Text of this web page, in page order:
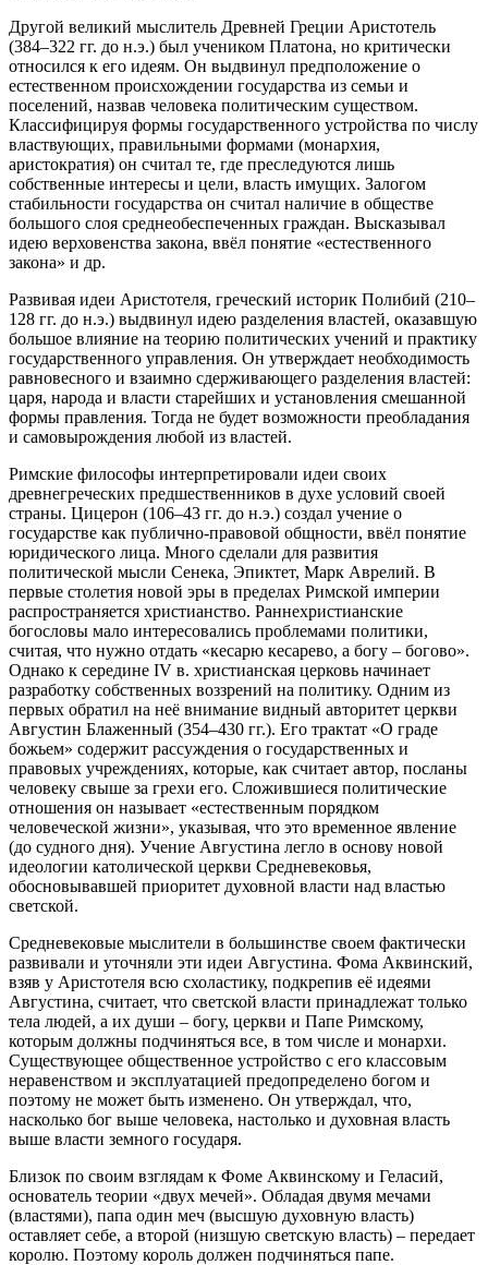
Другой великий мыслитель Древней Греции Аристотель
(384–322 гг. до н.э.) был учеником Платона, но критически
относился к его идеям. Он выдвинул предположение о
естественном происхождении государства из семьи и
поселений, назвав человека политическим существом.
Классифицируя формы государственного устройства по числу
властвующих, правильными формами (монархия,
аристократия) он считал те, где преследуются лишь
собственные интересы и цели, власть имущих. Залогом
стабильности государства он считал наличие в обществе
большого слоя среднеобеспеченных граждан. Высказывал
идею верховенства закона, ввёл понятие «естественного
закона» и др.
Развивая идеи Аристотеля, греческий историк Полибий (210–
128 гг. до н.э.) выдвинул идею разделения властей, оказавшую
большое влияние на теорию политических учений и практику
государственного управления. Он утверждает необходимость
равновесного и взаимно сдерживающего разделения властей:
царя, народа и власти старейших и установления смешанной
формы правления. Тогда не будет возможности преобладания
и самовырождения любой из властей.
Римские философы интерпретировали идеи своих
древнегреческих предшественников в духе условий своей
страны. Цицерон (106–43 гг. до н.э.) создал учение о
государстве как публично-правовой общности, ввёл понятие
юридического лица. Много сделали для развития
политической мысли Сенека, Эпиктет, Марк Аврелий. В
первые столетия новой эры в пределах Римской империи
распространяется христианство. Раннехристианские
богословы мало интересовались проблемами политики,
считая, что нужно отдать «кесарю кесарево, а богу – богово».
Однако к середине IV в. христианская церковь начинает
разработку собственных воззрений на политику. Одним из
первых обратил на неё внимание видный авторитет церкви
Августин Блаженный (354–430 гг.). Его трактат «О граде
божьем» содержит рассуждения о государственных и
правовых учреждениях, которые, как считает автор, посланы
человеку свыше за грехи его. Сложившиеся политические
отношения он называет «естественным порядком
человеческой жизни», указывая, что это временное явление
(до судного дня). Учение Августина легло в основу новой
идеологии католической церкви Средневековья,
обосновывавшей приоритет духовной власти над властью
светской.
Средневековые мыслители в большинстве своем фактически
развивали и уточняли эти идеи Августина. Фома Аквинский,
взяв у Аристотеля всю схоластику, подкрепив её идеями
Августина, считает, что светской власти принадлежат только
тела людей, а их души – богу, церкви и Папе Римскому,
которым должны подчиняться все, в том числе и монархи.
Существующее общественное устройство с его классовым
неравенством и эксплуатацией предопределено богом и
поэтому не может быть изменено. Он утверждал, что,
насколько бог выше человека, настолько и духовная власть
выше власти земного государя.
Близок по своим взглядам к Фоме Аквинскому и Геласий,
основатель теории «двух мечей». Обладая двумя мечами
(властями), папа один меч (высшую духовную власть)
оставляет себе, а второй (низшую светскую власть) – передает
королю. Поэтому король должен подчиняться папе.